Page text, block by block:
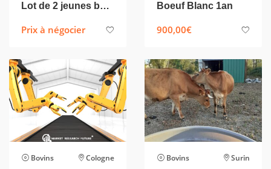
Lot de 2 jeunes bœufs hereford
Prix à négocier
Boeuf Blanc 1an
900,00€
Bovins Cologne Bovins Surin